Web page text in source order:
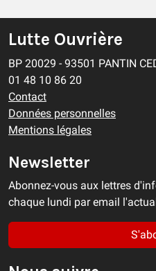
Lutte Ouvrière
BP 20029 - 93501 PANTIN
01 48 10 86 20
Contact
Données personnelles
Mentions légales
Newsletter
Abonnez-vous aux lettres
chaque lundi par email